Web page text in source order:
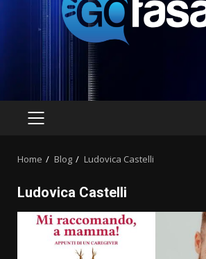
PRIMARY
Home Blog Ludovica Castelli
Ludovica Castelli